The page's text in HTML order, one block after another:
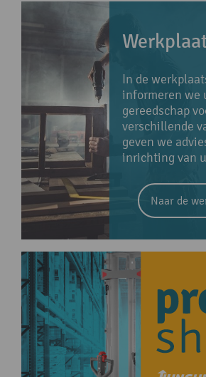
In de
informeren we
gereedschap
verschillende
geven we
inrichting van
Naar de